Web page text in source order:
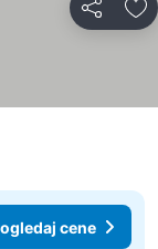
Deli
cene